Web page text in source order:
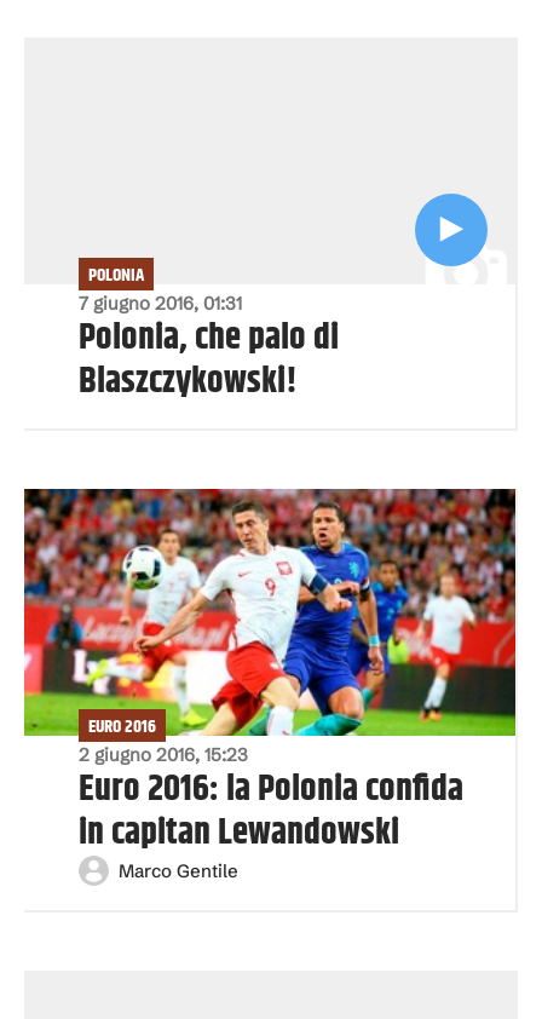
7 giugno 2016, 01:31
POLONIA
Polonia, che palo di
Blaszczykowski!
2 giugno 2016, 15:23
EURO 2016
Euro 2016: la Polonia confida
in capitan Lewandowski
Marco Gentile